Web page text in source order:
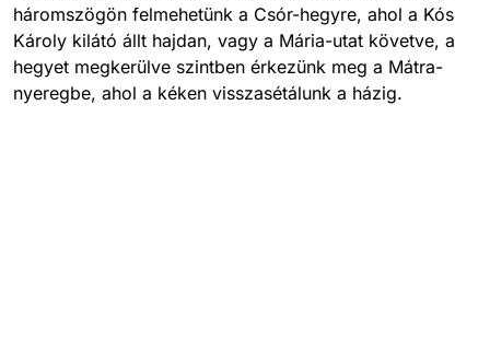
háromszögön felmehetünk a Csór-hegyre, ahol a Kós
Károly kilátó állt hajdan, vagy a Mária-utat követve, a
hegyet megkerülve szintben érkezünk meg a Mátra-
nyeregbe, ahol a kéken visszasétálunk a házig.